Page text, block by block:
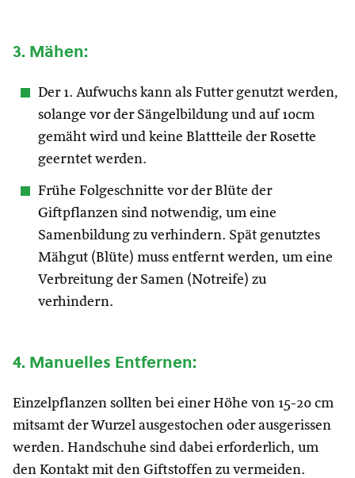
3. Mähen:
Der 1. Aufwuchs kann als Futter genutzt werden,
solange vor der Sängelbildung und auf 10cm
gemäht wird und keine Blattteile der Rosette
geerntet werden.
Frühe Folgeschnitte vor der Blüte der
Giftpflanzen sind notwendig, um eine
Samenbildung zu verhindern. Spät genutztes
Mähgut (Blüte) muss entfernt werden, um eine
Verbreitung der Samen (Notreife) zu
verhindern.
4. Manuelles Entfernen:
Einzelpflanzen sollten bei einer Höhe von 15-20 cm
mitsamt der Wurzel ausgestochen oder ausgerissen
werden. Handschuhe sind dabei erforderlich, um
den Kontakt mit den Giftstoffen zu vermeiden.